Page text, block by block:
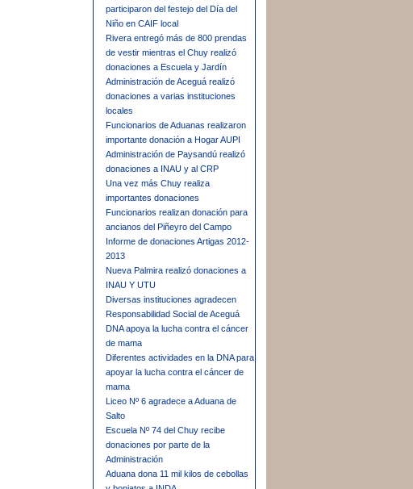
participaron del festejo del Día del
Niño en CAIF local
Rivera entregó más de 800 prendas
de vestir mientras el Chuy realizó
donaciones a Escuela y Jardín
Administración de Aceguá realizó
donaciones a varias instituciones
locales
Funcionarios de Aduanas realizaron
importante donación a Hogar AUPI
Administración de Paysandú realizó
donaciones a INAU y al CRP
Una vez más Chuy realiza
importantes donaciones
Funcionarios realizan donación para
ancianos del Piñeyro del Campo
Informe de donaciones Artigas 2012-
2013
Nueva Palmira realizó donaciones a
INAU Y UTU
Diversas instituciones agradecen
Responsabilidad Social de Aceguá
DNA apoya la lucha contra el cáncer
de mama
Diferentes actividades en la DNA para
apoyar la lucha contra el cáncer de
mama
Liceo Nº 6 agradece a Aduana de
Salto
Escuela Nº 74 del Chuy recibe
donaciones por parte de la
Administración
Aduana dona 11 mil kilos de cebollas